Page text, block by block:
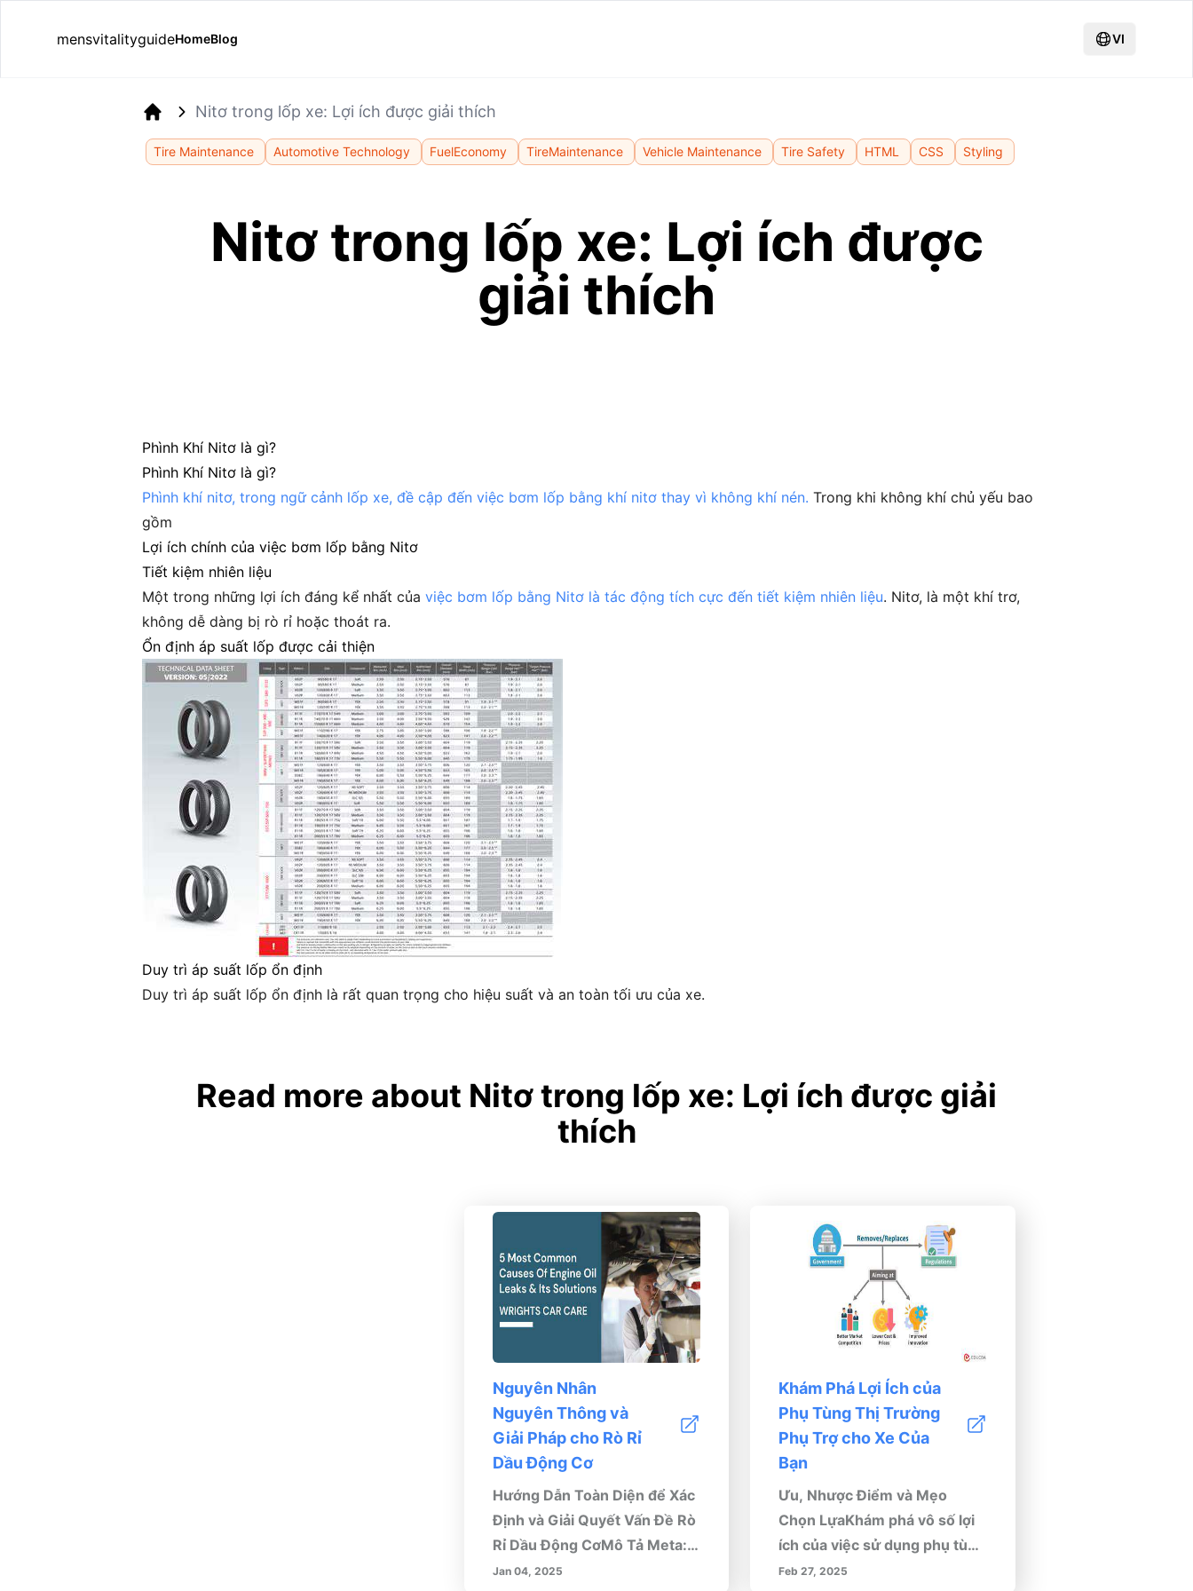
mensvitalityguideHomeBlog VI
Nitơ trong lốp xe: Lợi ích được giải thích
Tire Maintenance Automotive Technology FuelEconomy TireMaintenance Vehicle Maintenance Tire Safety HTML CSS Styling
Nitơ trong lốp xe: Lợi ích được
giải thích
Phình Khí Nitơ là gì?
Phình Khí Nitơ là gì?
Phình khí nitơ, trong ngữ cảnh lốp xe, đề cập đến việc bơm lốp bằng khí nitơ thay vì không khí nén. Trong khi không khí chủ yếu bao
gồm
Lợi ích chính của việc bơm lốp bằng Nitơ
Tiết kiệm nhiên liệu
Một trong những lợi ích đáng kể nhất của việc bơm lốp bằng Nitơ là tác động tích cực đến tiết kiệm nhiên liệu. Nitơ, là một khí trơ,
không dễ dàng bị rò rỉ hoặc thoát ra.
Ổn định áp suất lốp được cải thiện
Duy trì áp suất lốp ổn định
Duy trì áp suất lốp ổn định là rất quan trọng cho hiệu suất và an toàn tối ưu của xe.
Read more about Nitơ trong lốp xe: Lợi ích được giải
thích
Nguyên Nhân
Nguyên Thông và
Giải Pháp cho Rò Rỉ
Dầu Động Cơ
Hướng Dẫn Toàn Diện để Xác
Định và Giải Quyết Vấn Đề Rò
Rỉ Dầu Động CơMô Tả Meta:
Khám Phá Cách Xác Định Rò
Jan 04, 2025
Khám Phá Lợi Ích của
Phụ Tùng Thị Trường
Phụ Trợ cho Xe Của
Bạn
Ưu, Nhược Điểm và Mẹo
Chọn LựaKhám phá vô số lợi
ích của việc sử dụng phụ tùng
thị trường phụ trợ cho xe của
Feb 27, 2025